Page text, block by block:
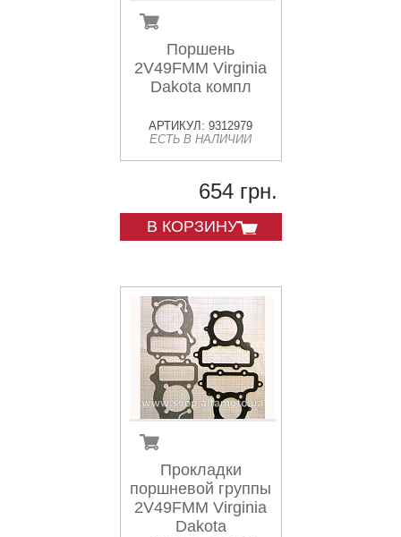
Поршень
2V49FMM Virginia
Dakota компл
АРТИКУЛ: 9312979
ЕСТЬ В НАЛИЧИИ
654 грн.
В КОРЗИНУ
Прокладки
поршневой группы
2V49FMM Virginia
Dakota